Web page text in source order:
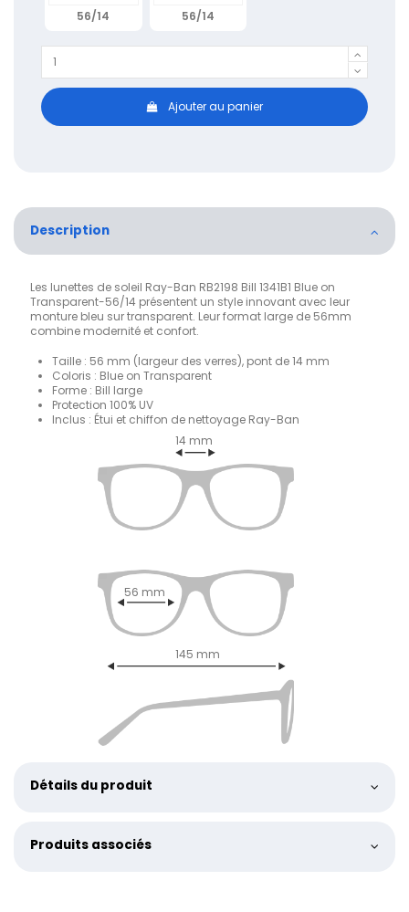
56/14 56/14
Ajouter au panier
Description
Les lunettes de soleil Ray-Ban RB2198 Bill 1341B1 Blue on
Transparent-56/14 présentent un style innovant avec leur
monture bleu sur transparent. Leur format large de 56mm
combine modernité et confort.
Taille : 56 mm (largeur des verres), pont de 14 mm
Coloris : Blue on Transparent
Forme : Bill large
Protection 100% UV
Inclus : Étui et chiffon de nettoyage Ray-Ban
14 mm
56 mm
145 mm
Détails du produit
Produits associés